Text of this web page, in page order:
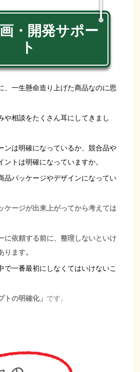
・開発サポー
ト
、一生懸命造り上げた商品なのに思
や相談をたくさん耳にしてきまし
ンは明確になっているか、競合品や
トは明確になっていますか。
品パッケージやデザインになってい
ケージが出来上がってから考えては
に依頼する前に、整理しないといけ
ます。
で一番最初にしなくてはいけないこ
トの明確化」 です。